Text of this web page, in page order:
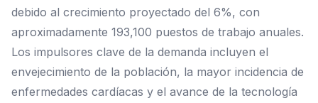
debido al crecimiento proyectado del 6%, con
aproximadamente 193,100 puestos de trabajo anuales.
Los impulsores clave de la demanda incluyen el
envejecimiento de la población, la mayor incidencia de
enfermedades cardíacas y el avance de la tecnología